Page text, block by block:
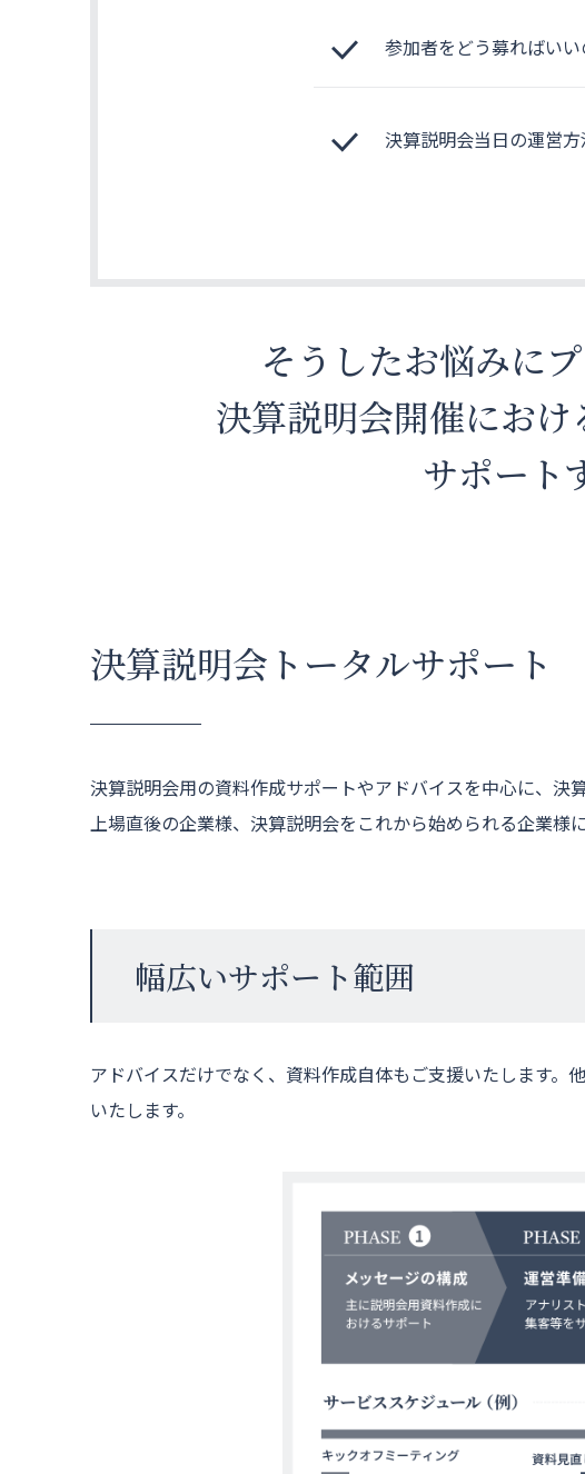
参加者をどう募ればい
決算説明会当日の運営
そうしたお悩みに
決算説明会開催におけ
サポート
決算説明会トータルサポート
決算説明会用の資料作成サポートやアドバイスを中心に、決
上場直後の企業様、決算説明会をこれから始められる企業様
幅広いサポート範囲
アドバイスだけでなく、資料作成自体もご支援いたします
いたします。